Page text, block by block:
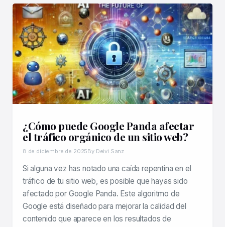
¿Cómo puede Google Panda afectar
el tráfico orgánico de un sitio web?
8 de diciembre de 2025By Deivi Sanz
Si alguna vez has notado una caída repentina en el
tráfico de tu sitio web, es posible que hayas sido
afectado por Google Panda. Este algoritmo de
Google está diseñado para mejorar la calidad del
contenido que aparece en los resultados de